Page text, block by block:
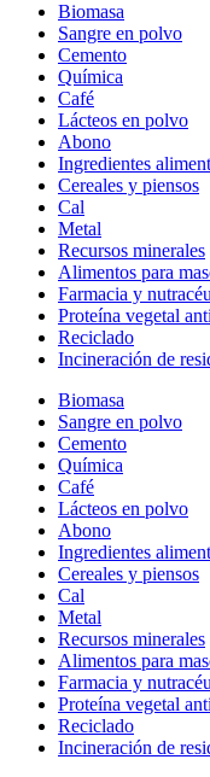
Biomasa
Sangre en polvo
Cemento
Química
Café
Lácteos en polvo
Abono
Ingredientes
Cereales y piensos
Cal
Metal
Recursos minerales
Alimentos para
Farmacia y
Proteína vegetal
Reciclado
Incineración de
Biomasa
Sangre en polvo
Cemento
Química
Café
Lácteos en polvo
Abono
Ingredientes
Cereales y piensos
Cal
Metal
Recursos minerales
Alimentos para
Farmacia y
Proteína vegetal
Reciclado
Incineración de